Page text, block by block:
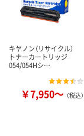
キヤノン（リサイクル）
トナーカートリッジ
054/054Hシ…
￥7,950～ （税込）